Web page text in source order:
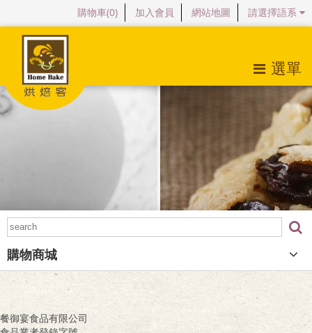
購物車(0) 加入會員 網站地圖 請選擇語系
選單
購物商城
檔案下載
常見問題
購物商城
餐御宴食品有限公司